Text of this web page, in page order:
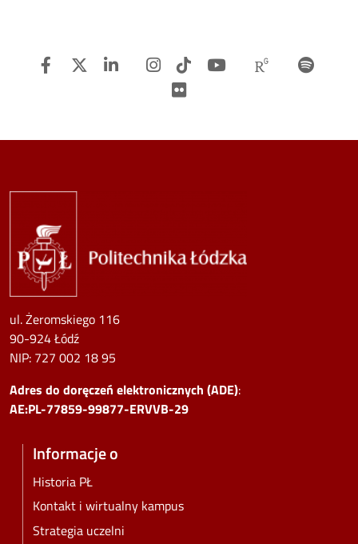
Facebook
Twitter LinkedinInstagram
TiTok Youtube
ul. Żeromskiego 116
90-924 Łódź
NIP: 727 002 18 95
Adres do doręczeń elektronicznych (ADE):
AE:PL-77859-99877-ERVVB-29
Informacje o
Historia PŁ
Kontakt i wirtualny kampus
Strategia uczelni